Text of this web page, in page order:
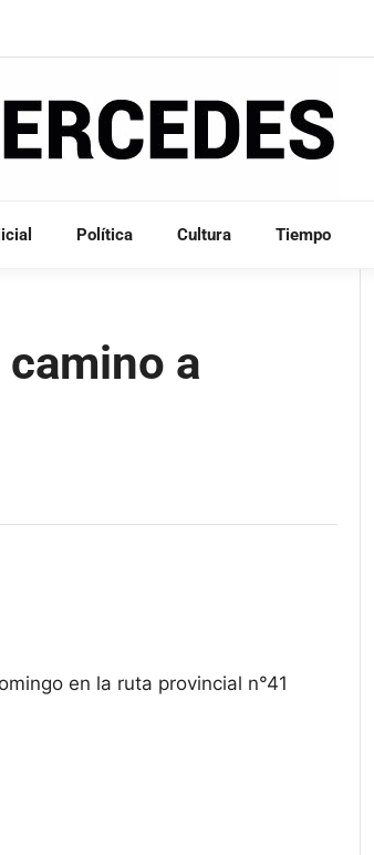
Política Cultura Tiempo
a
en la ruta provincial n°41